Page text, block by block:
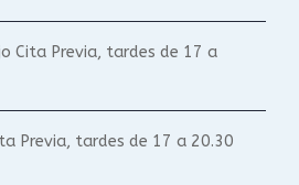
Cita Previa, tardes de 17 a
Previa, tardes de 17 a 20.30